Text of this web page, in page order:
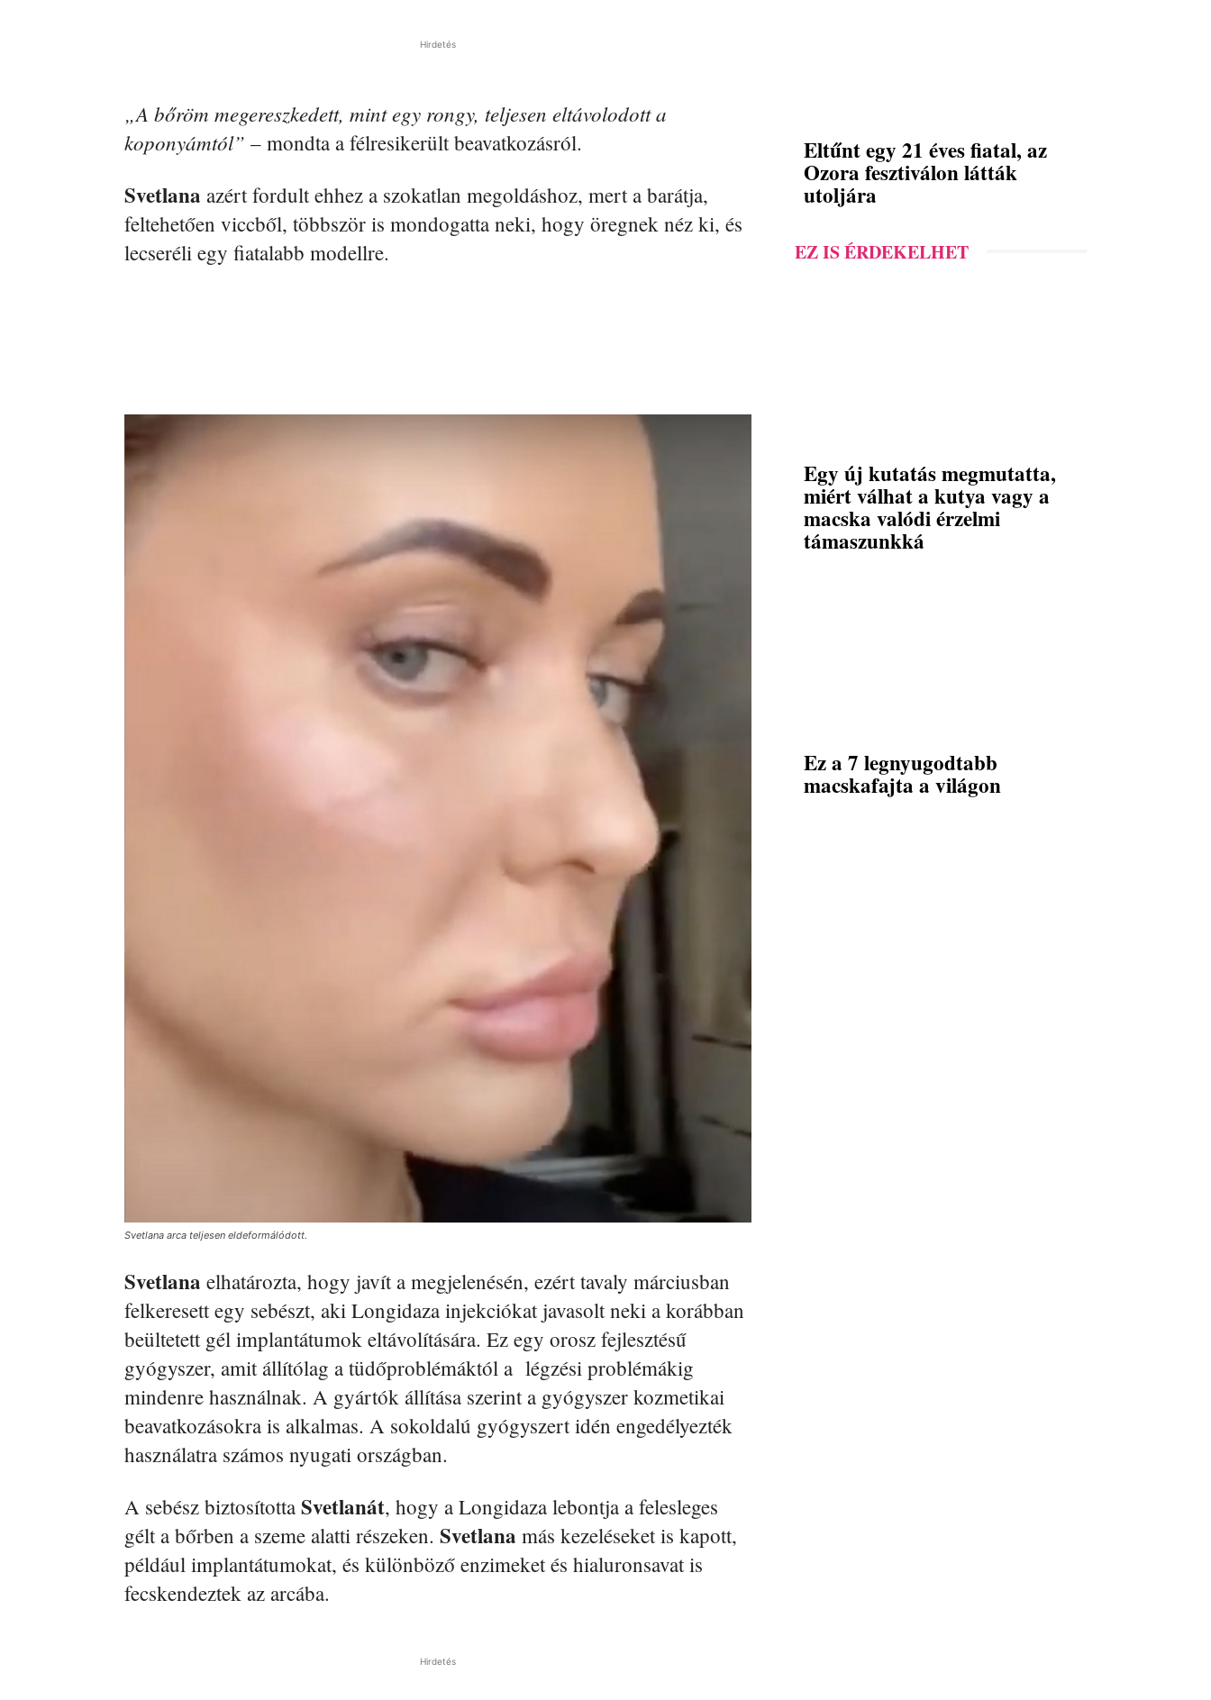
Hirdetés
„A bőröm megereszkedett, mint egy rongy, teljesen eltávolodott a
koponyámtól” – mondta a félresikerült beavatkozásról.
Svetlana azért fordult ehhez a szokatlan megoldáshoz, mert a barátja,
feltehetően viccből, többször is mondogatta neki, hogy öregnek néz ki, és
lecseréli egy fiatalabb modellre.
Svetlana arca teljesen eldeformálódott.
Svetlana elhatározta, hogy javít a megjelenésén, ezért tavaly márciusban
felkeresett egy sebészt, aki Longidaza injekciókat javasolt neki a korábban
beültetett gél implantátumok eltávolítására. Ez egy orosz fejlesztésű
gyógyszer, amit állítólag a tüdőproblémáktól a légzési problémákig
mindenre használnak. A gyártók állítása szerint a gyógyszer kozmetikai
beavatkozásokra is alkalmas. A sokoldalú gyógyszert idén engedélyezték
használatra számos nyugati országban.
A sebész biztosította Svetlanát, hogy a Longidaza lebontja a felesleges
gélt a bőrben a szeme alatti részeken. Svetlana más kezeléseket is kapott,
például implantátumokat, és különböző enzimeket és hialuronsavat is
fecskendeztek az arcába.
Hirdetés
Eltűnt egy 21 éves fiatal, az
Ozora fesztiválon látták
utoljára
EZ IS ÉRDEKELHET
Egy új kutatás megmutatta,
miért válhat a kutya vagy a
macska valódi érzelmi
támaszunkká
Ez a 7 legnyugodtabb
macskafajta a világon